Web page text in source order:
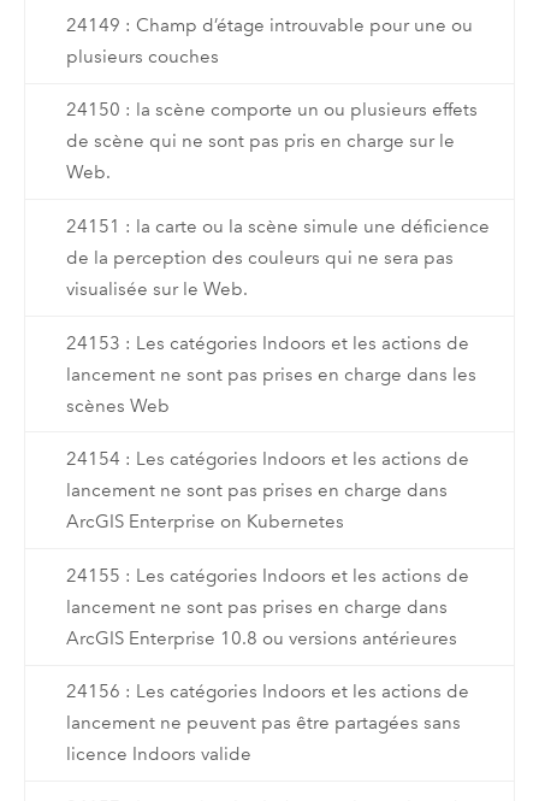
24149 : Champ d’étage introuvable pour une ou
plusieurs couches
24150 : la scène comporte un ou plusieurs effets
de scène qui ne sont pas pris en charge sur le
Web.
24151 : la carte ou la scène simule une déficience
de la perception des couleurs qui ne sera pas
visualisée sur le Web.
24153 : Les catégories Indoors et les actions de
lancement ne sont pas prises en charge dans les
scènes Web
24154 : Les catégories Indoors et les actions de
lancement ne sont pas prises en charge dans
ArcGIS Enterprise on Kubernetes
24155 : Les catégories Indoors et les actions de
lancement ne sont pas prises en charge dans
ArcGIS Enterprise 10.8 ou versions antérieures
24156 : Les catégories Indoors et les actions de
lancement ne peuvent pas être partagées sans
licence Indoors valide